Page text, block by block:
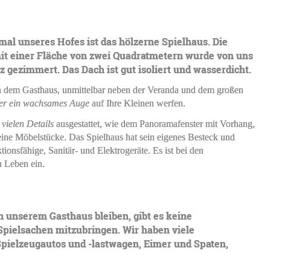
unseres Hofes ist das hölzerne Spielhaus. Die
einer Fläche von zwei Quadratmetern wurde von uns
gezimmert. Das Dach ist gut isoliert und wasserdicht.
Gasthaus, unmittelbar neben der Veranda und dem großen
ein wachsames Augeauf Ihre Kleinen werfen.
vielen Detailsausgestattet, wie dem Panoramafenster mit Vorhang,
Möbelstücke. Das Spielhaus hat sein eigenes Besteck und
Sanitär- und Elektrogeräte. Es ist bei den
Leben ein.
Gasthaus bleiben, gibt es keine
mitzubringen. Wir haben viele
und -lastwagen, Eimer und Spaten,